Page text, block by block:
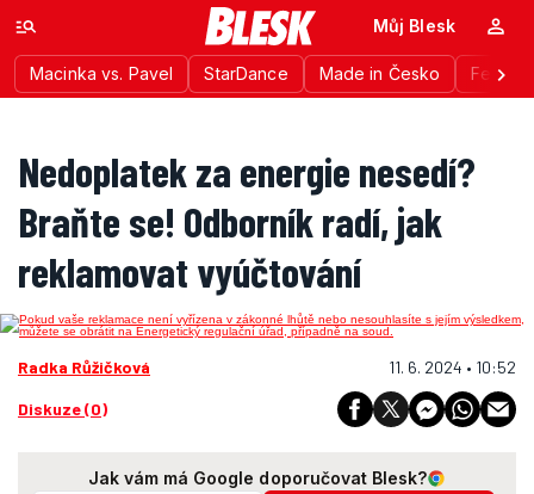
Macinka vs. Pavel StarDance Made in Česko
Můj Blesk
Nedoplatek za energie nesedí?
Braňte se! Odborník radí, jak
reklamovat vyúčtování
Radka Růžičková 11. 6. 2024 • 10:52
Diskuze (0)
Jak vám má Google doporučovat Blesk?